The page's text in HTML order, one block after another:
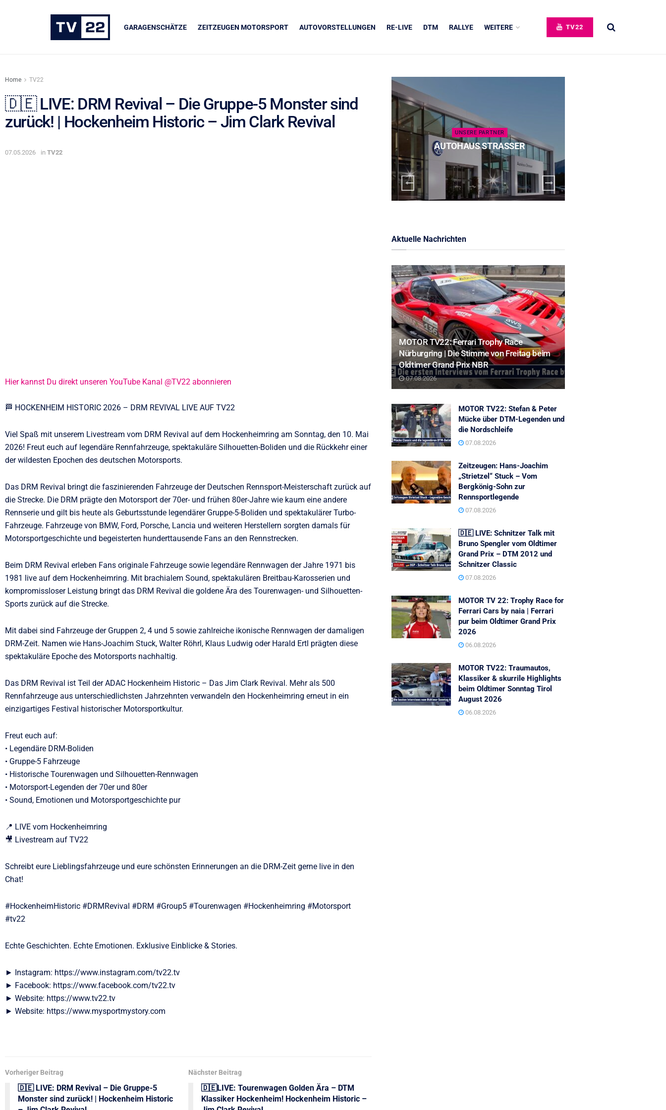
GARAGENSCHÄTZE ZEITZEUGEN MOTORSPORT AUTOVORSTELLUNGEN RE-LIVE DTM RALLYE WEITERE TV22
Home TV22
🇩🇪 LIVE: DRM Revival – Die Gruppe-5 Monster sind
zurück! | Hockenheim Historic – Jim Clark Revival
07.05.2026 in TV22
Hier kannst Du direkt unseren YouTube Kanal @TV22 abonnieren
🏁 HOCKENHEIM HISTORIC 2026 – DRM REVIVAL LIVE AUF TV22
Viel Spaß mit unserem Livestream vom DRM Revival auf dem Hockenheimring am Sonntag, den 10. Mai
2026! Freut euch auf legendäre Rennfahrzeuge, spektakuläre Silhouetten-Boliden und die Rückkehr einer
der wildesten Epochen des deutschen Motorsports.
Das DRM Revival bringt die faszinierenden Fahrzeuge der Deutschen Rennsport-Meisterschaft zurück auf
die Strecke. Die DRM prägte den Motorsport der 70er- und frühen 80er-Jahre wie kaum eine andere
Rennserie und gilt bis heute als Geburtsstunde legendärer Gruppe-5-Boliden und spektakulärer Turbo-
Fahrzeuge. Fahrzeuge von BMW, Ford, Porsche, Lancia und weiteren Herstellern sorgten damals für
Motorsportgeschichte und begeisterten hunderttausende Fans an den Rennstrecken.
Beim DRM Revival erleben Fans originale Fahrzeuge sowie legendäre Rennwagen der Jahre 1971 bis
1981 live auf dem Hockenheimring. Mit brachialem Sound, spektakulären Breitbau-Karosserien und
kompromissloser Leistung bringt das DRM Revival die goldene Ära des Tourenwagen- und Silhouetten-
Sports zurück auf die Strecke.
Mit dabei sind Fahrzeuge der Gruppen 2, 4 und 5 sowie zahlreiche ikonische Rennwagen der damaligen
DRM-Zeit. Namen wie Hans-Joachim Stuck, Walter Röhrl, Klaus Ludwig oder Harald Ertl prägten diese
spektakuläre Epoche des Motorsports nachhaltig.
Das DRM Revival ist Teil der ADAC Hockenheim Historic – Das Jim Clark Revival. Mehr als 500
Rennfahrzeuge aus unterschiedlichsten Jahrzehnten verwandeln den Hockenheimring erneut in ein
einzigartiges Festival historischer Motorsportkultur.
Freut euch auf:
• Legendäre DRM-Boliden
• Gruppe-5 Fahrzeuge
• Historische Tourenwagen und Silhouetten-Rennwagen
• Motorsport-Legenden der 70er und 80er
• Sound, Emotionen und Motorsportgeschichte pur
📍 LIVE vom Hockenheimring
🎥 Livestream auf TV22
Schreibt eure Lieblingsfahrzeuge und eure schönsten Erinnerungen an die DRM-Zeit gerne live in den
Chat!
#HockenheimHistoric #DRMRevival #DRM #Group5 #Tourenwagen #Hockenheimring #Motorsport
#tv22
Echte Geschichten. Echte Emotionen. Exklusive Einblicke & Stories.
► Instagram: https://www.instagram.com/tv22.tv
► Facebook: https://www.facebook.com/tv22.tv
► Website: https://www.tv22.tv
► Website: https://www.mysportmystory.com
Vorheriger Beitrag
🇩🇪 LIVE: DRM Revival – Die Gruppe-5
Monster sind zurück! | Hockenheim Historic
Nächster Beitrag
🇩🇪LIVE: Tourenwagen Golden Ära – DTM
Klassiker Hockenheim! Hockenheim Historic –
UNSERE PARTNER
AUTOHAUS STRASSER
Aktuelle Nachrichten
MOTOR TV22: Ferrari Trophy Race
Nürburgring | Die Stimme von Freitag beim
Oldtimer Grand Prix NBR
07.08.2026
MOTOR TV22: Stefan & Peter
Mücke über DTM-Legenden und
die Nordschleife
07.08.2026
Zeitzeugen: Hans-Joachim
„Strietzel“ Stuck – Vom
Bergkönig-Sohn zur
Rennsportlegende
07.08.2026
🇩🇪 LIVE: Schnitzer Talk mit
Bruno Spengler vom Oldtimer
Grand Prix – DTM 2012 und
Schnitzer Classic
07.08.2026
MOTOR TV 22: Trophy Race for
Ferrari Cars by naia | Ferrari
pur beim Oldtimer Grand Prix
2026
06.08.2026
MOTOR TV22: Traumautos,
Klassiker & skurrile Highlights
beim Oldtimer Sonntag Tirol
August 2026
06.08.2026